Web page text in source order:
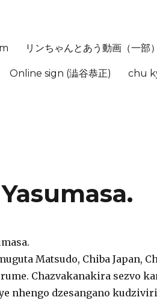
リンちゃんとあう動画（一部）
Online sign (澁谷恭正) chu
Matsudo, Chiba Japan,
Chazvakanakira sezvo
nhengo dzesangano